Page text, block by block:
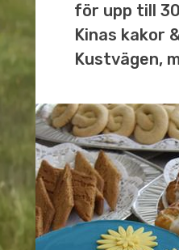
för upp till
Kinas kakor
Kustvägen,